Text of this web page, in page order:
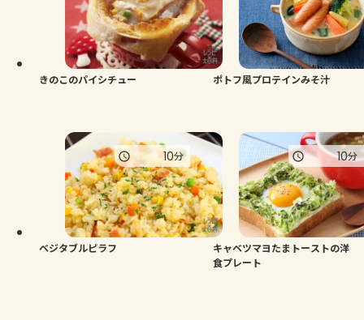
きのこのパイシチュー ポトフ風プロテインみそ汁
ベジタブルピラフ
10分
キャベツマヨたまトーストの洋
食プレート
10分